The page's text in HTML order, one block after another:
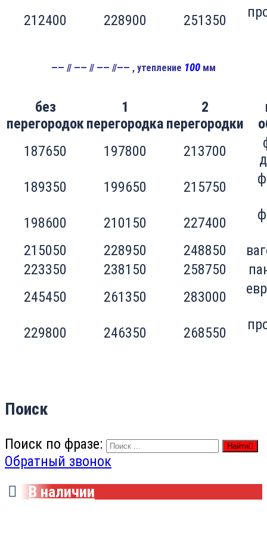
212400 228900 251350
—— // —— // —— //—— , утепление 100 мм
без
перегородок
1
перегородка
2
перегородки
187650
197800 213700
189350
199650 215750
198600 210150 227400
215050 228950 248850
223350
238150 258750
245450
261350 283000
229800 246350 268550
Поиск
Поиск по фразе: Найти
Обратный звонок
В наличии